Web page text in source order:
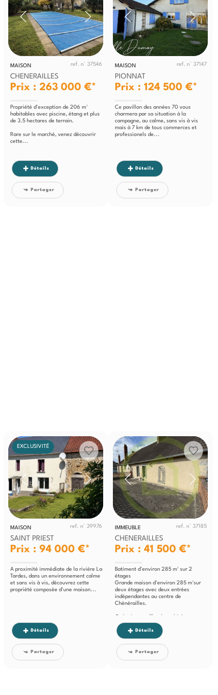
MAISON ref. n° 37546
CHENERAILLES
Prix : 263 000 €*
Propriété d'exception de 206 m²
habitables avec piscine, étang et plus
de 3.5 hectares de terrain.
Rare sur le marché, venez découvrir
cette...
Détails
Partager
MAISON ref. n° 37147
PIONNAT
Prix : 124 500 €*
Ce pavillon des années 70 vous
charmera par sa situation à la
campagne, au calme, sans vis à vis
mais à 7 km de tous commerces et
professionels de...
Détails
Partager
EXCLUSIVITÉ
MAISON ref. n° 39976
SAINT PRIEST
Prix : 94 000 €*
A proximité immédiate de la rivière La
Tardes, dans un environnement calme
et sans vis à vis, découvrez cette
propriété composée d'une maison...
Détails
Partager
IMMEUBLE ref. n° 37185
CHENERAILLES
Prix : 41 500 €*
Batiment d'environ 285 m² sur 2
étages
Grande maison d'environ 285 m²sur
deux étages avec deux entrées
indépendantes au centre de
Chénérailles.
Détails
Partager